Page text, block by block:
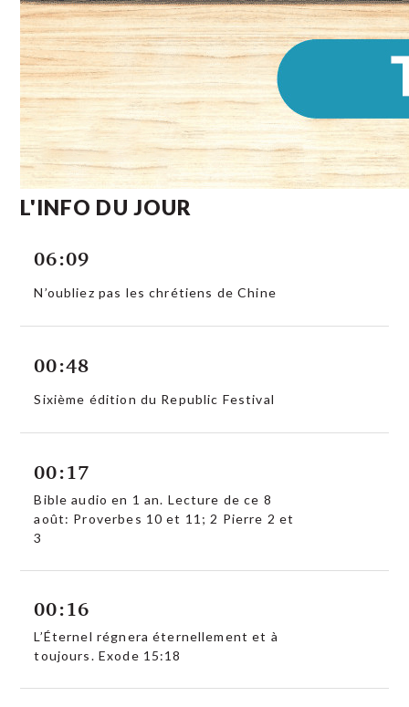
L'INFO DU JOUR
06:09
N’oubliez pas les chrétiens de Chine
00:48
Sixième édition du Republic Festival
00:17
Bible audio en 1 an. Lecture de ce 8
août: Proverbes 10 et 11; 2 Pierre 2 et
3
00:16
L’Éternel régnera éternellement et à
toujours. Exode 15:18